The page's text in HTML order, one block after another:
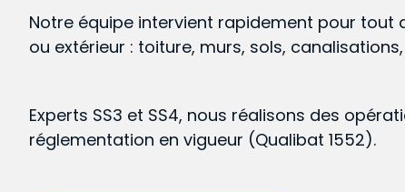
Notre équipe intervient rapidement pour tout
ou extérieur : toiture, murs, sols,
Experts SS3 et SS4, nous réalisons des
réglementation en vigueur (Qualibat 1552).